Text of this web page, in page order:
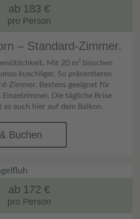
ab 183 €
pro Person
– Standard-Zimmer.
Mit 20 m² bisschen
kuschliger. So präsentieren
Zimmer. Bestens geeignet für
Einzelzimmer. Die tägliche Brise
auch hier auf dem Balkon.
Buchen
ab 172 €
pro Person